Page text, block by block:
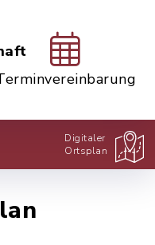
Digitaler
Ortsplan